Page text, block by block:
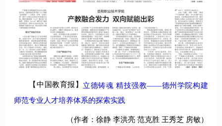
【中国教育报】 立德铸魂 精技强教——德州学院构建
师范专业人才培养体系的探索实践
（作者：徐静 李洪亮 范克胜 王秀芝 房敏）